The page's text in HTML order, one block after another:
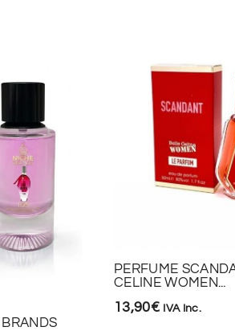
PERFUME
CELINE WOMEN...
13,90€ IVA Inc.